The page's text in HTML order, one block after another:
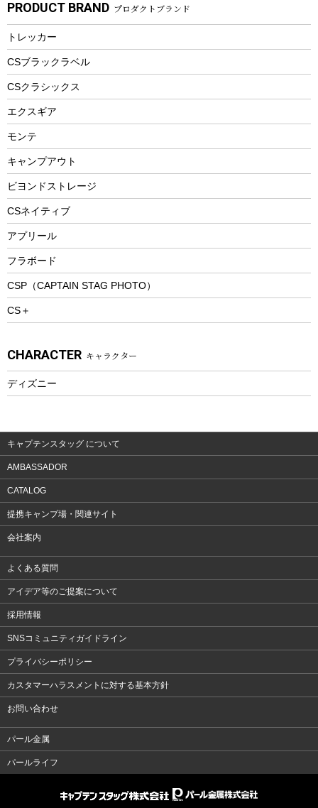
マグカップ、カップ
ステンレスボトル
フードボトル
トレー
ランチョンマット
ランチボックス
スプレー関係
ツール、他
ヘルメット
エアーポンプ
アクセサリー
自転車ウェア
パラソル
フローティングベスト
ヘルメット
エアーポンプ
ビーチテント
ウィンター
スノーシュー
防寒ウェア
トレッキング
トレッキングアクセサリー
プレイグッズ
ウェルネス
ウェア、タオル
ウェア
湯たんぽ
防災用品
PRODUCT BRAND プロダクトブランド
トレッカー
CSブラックラベル
CSクラシックス
エクスギア
モンテ
キャンプアウト
ビヨンドストレージ
CSネイティブ
アプリール
フラボード
CSP（CAPTAIN STAG PHOTO）
CS＋
CHARACTER キャラクター
ディズニー
キャプテンスタッグ について
AMBASSADOR
CATALOG
提携キャンプ場・関連サイト
会社案内
よくある質問
アイデア等のご提案について
採用情報
SNSコミュニティガイドライン
プライバシーポリシー
カスタマーハラスメントに対する基本方針
お問い合わせ
パール金属
パールライフ